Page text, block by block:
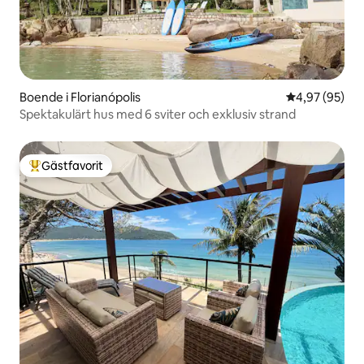
Boende i Florianópolis 4,97 av 5 i
4,97 (95)
Spektakulärt hus med 6 sviter och exklusiv strand
Populär gästfavorit
Gästfavorit